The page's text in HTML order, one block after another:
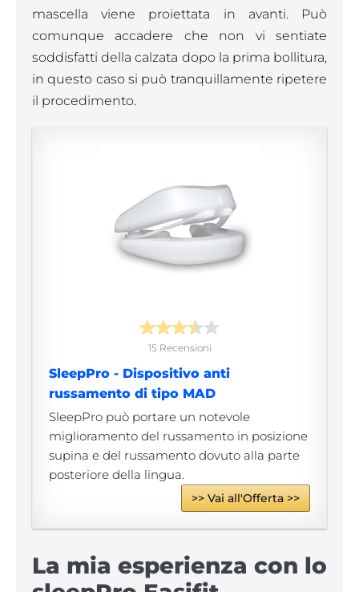
mascella viene proiettata in avanti. Può
comunque accadere che non vi sentiate
soddisfatti della calzata dopo la prima bollitura,
in questo caso si può tranquillamente ripetere
il procedimento.
15 Recensioni
SleepPro - Dispositivo anti
russamento di tipo MAD
SleepPro può portare un notevole
miglioramento del russamento in posizione
supina e del russamento dovuto alla parte
posteriore della lingua.
>> Vai all'Offerta >>
La mia esperienza con lo